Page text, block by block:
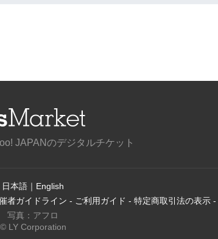
JAPANのデジタルチケット
日本語 ｜ English
者ガイドライン - ご利用ガイド - 特定商取引法の表示 -
写真：アフロ
© LY Corporation